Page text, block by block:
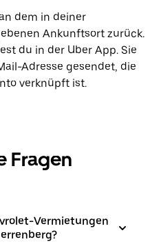
dem in deiner
Ankunftsort zurück.
du in der Uber App. Sie
Adresse gesendet, die
verknüpft ist.
Fragen
Vermietungen